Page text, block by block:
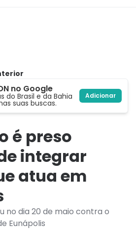
no Google
do Brasil e da Bahia
suas buscas.
Adicionar
é preso
integrar
atua em
no dia 20 de maio contra o
Eunápolis